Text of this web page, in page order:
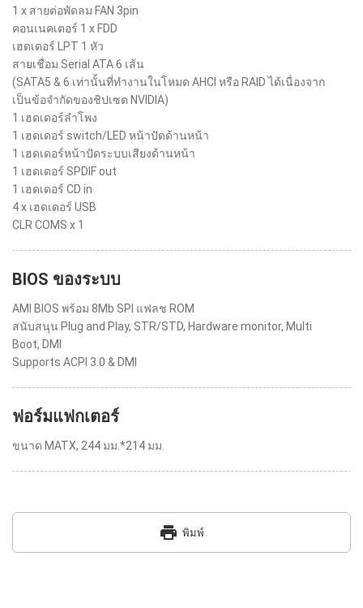
1 x สายต่อพัดลม FAN 3pin
คอนเนคเตอร์ 1 x FDD
เฮดเดอร์ LPT 1 หัว
สายเชื่อม Serial ATA 6 เส้น
(SATA5 & 6 เท่านั้นที่ทำงานในโหมด AHCI หรือ RAID ได้เนื่องจาก
เป็นข้อจำกัดของชิปเซต NVIDIA)
1 เฮดเดอร์ลำโพง
1 เฮดเดอร์ switch/LED หน้าปัดด้านหน้า
1 เฮดเดอร์หน้าปัดระบบเสียงด้านหน้า
1 เฮดเดอร์ SPDIF out
1 เฮดเดอร์ CD in
4 x เฮดเดอร์ USB
CLR COMS x 1
BIOS ของระบบ
AMI BIOS พร้อม 8Mb SPI แฟลช ROM
สนับสนุน Plug and Play, STR/STD, Hardware monitor, Multi
Boot, DMI
Supports ACPI 3.0 & DMI
ฟอร์มแฟกเตอร์
ขนาด MATX, 244 มม.*214 มม.
print พิมพ์